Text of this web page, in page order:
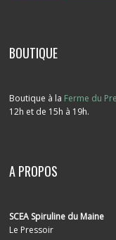
BOUTIQUE
Boutique à la Ferme du
12h et de 15h à 19h.
A PROPOS
SCEA Spiruline du Maine
Le Pressoir